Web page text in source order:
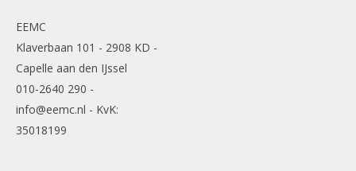
EEMC
Klaverbaan 101 - 2908 KD -
Capelle aan den IJssel
010-2640 290 -
info@eemc.nl - KvK:
35018199